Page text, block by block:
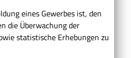
eines Gewerbes ist, den
die Überwachung der
statistische Erhebungen zu